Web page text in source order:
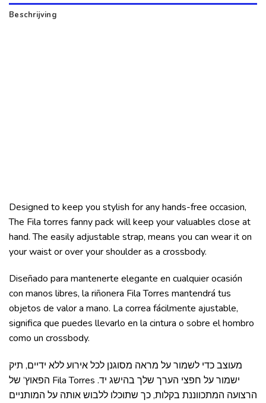
Beschrijving
Designed to keep you stylish for any hands-free occasion,
The Fila torres fanny pack will keep your valuables close at
hand. The easily adjustable strap, means you can wear it on
your waist or over your shoulder as a crossbody.
Diseñado para mantenerte elegante en cualquier ocasión
con manos libres, la riñonera Fila Torres mantendrá tus
objetos de valor a mano. La correa fácilmente ajustable,
significa que puedes llevarlo en la cintura o sobre el hombro
como un crossbody.
מעוצב כדי לשמור על מראה מסוגנן לכל אירוע ללא ידיים, תיק
הפאוץ’ של Fila Torres ישמור על חפצי הערך שלך בהישג יד.
הרצועה המתכווננת בקלות, כך שתוכלו ללבוש אותה על המותניים